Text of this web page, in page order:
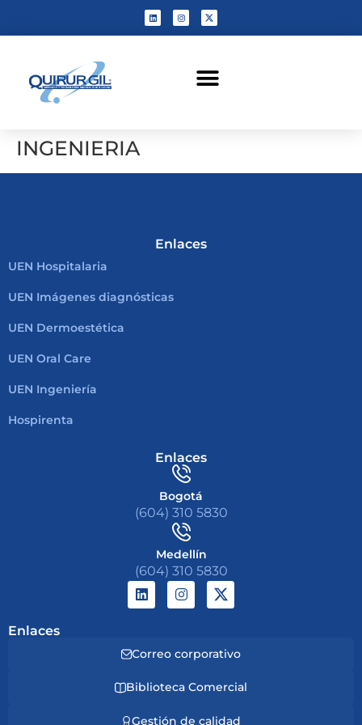
INGENIERIA
Enlaces
UEN Hospitalaria
UEN Imágenes diagnósticas
UEN Dermoestética
UEN Oral Care
UEN Ingeniería
Hospirenta
Enlaces
Bogotá
(604) 310 5830
Medellín
(604) 310 5830
Enlaces
Correo corporativo
Biblioteca Comercial
Gestión de calidad